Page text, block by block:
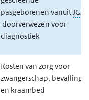
pasgeborenen vanuitJGZ
doorverwezen voor
diagnostiek
Kosten van zorg voor
zwangerschap, bevalling
en kraambed